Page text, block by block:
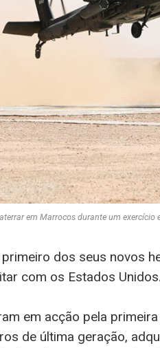
em Marrocos durante um exercício
dos seus novos
com os Estados
em acção pela
de última geração,